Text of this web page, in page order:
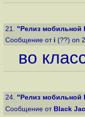
21. "Релиз мобильной
Сообщение от i (??) on
во
24. "Релиз мобильной
Сообщение от Black